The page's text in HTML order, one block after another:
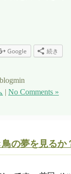
Google 続き
| No Comments »
の夢を見るか